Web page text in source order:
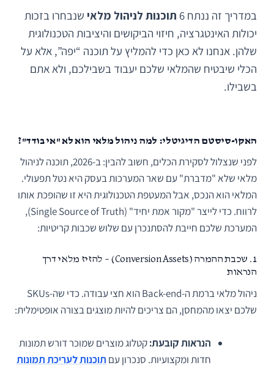
במדריך זה ננתח 6 תוכנות לניהול מלאי שנבחרו בזכות
יכולות האינטגרציה, חיזוי הביקושים והיציבות הטכנולוגית
שלהן. אנחנו לא כאן כדי להמליץ על תוכנה “יפה”, אלא על
הכלי שיבטיח שהמלאי שלכם יעבוד בשבילכם, ולא אתם
בשבילו.
האקו-סיסטם הדיגיטלי: למה ניהול מלאי הוא לא "אי בודד"?
לפני שנצלול לסקירת הכלים, חשוב להבין: ב-2026, תוכנה לניהול
מלאי שלא "מדברת" עם שאר המערכות בעסק היא נטל תפעולי.
המלאי הוא הנכס, אבל המעטפת הטכנולוגית היא זו שהופכת אותו
לרווח. כדי לייצר "מקור אמת יחיד" (Single Source of Truth),
המערכת שלכם חייבת להסתנכרן עם שלוש שכבות קריטיות:
1. שכבת ההמרה (Conversion Assets) – להזיז מלאי דרך
הנראות
ניהול מלאי ברמת ה-Back-end הוא חצי עבודה. כדי שה-SKUs
שלכם יצאו מהמחסן, הם צריכים להיות מוצגים בצורה אופטימלית:
הנראות קובעת:קטלוג מוצרים שמוכר דורש תמונות
חדות ומקצועיות. סנכרון עם תוכנות לעריכת תמונות